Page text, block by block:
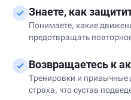
Знаете, как
Понимаете, какие
предотвращать
Возвращаетесь к
Тренировки и привычные
страха, что сустав